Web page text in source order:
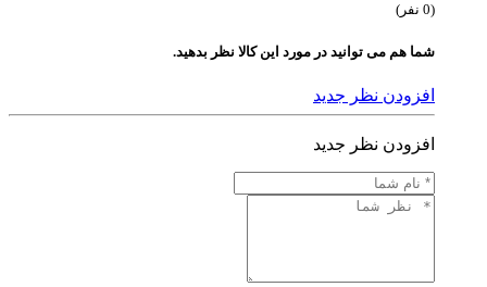
(0 نفر)
شما هم می توانید در مورد این کالا نظر بدهید.
افزودن نظر جدید
افزودن نظر جدید